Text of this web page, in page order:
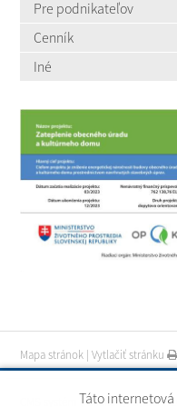
Táto
Pre podnikateľov
Cenník
Iné
Mapa stránok| Vytlačiť stránku
CMS systém (redakčný) systém